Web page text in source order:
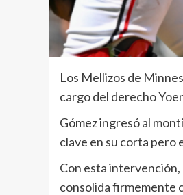
Los Mellizos de
cargo del derecho
Gómez ingresó al
clave en su corta pero
Con esta
consolida firmemente